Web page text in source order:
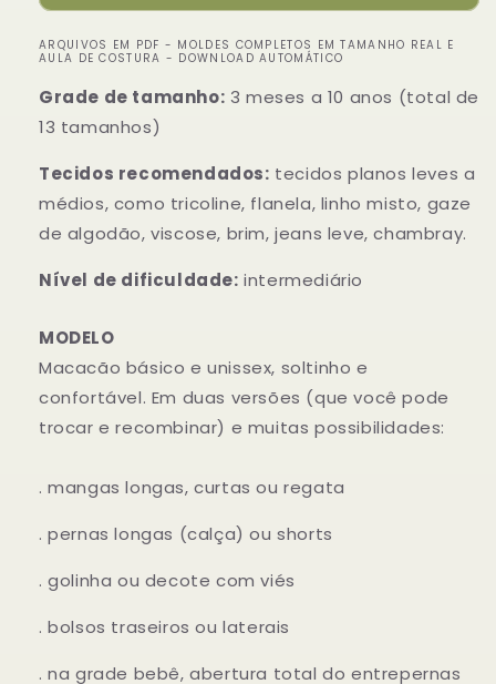
ARQUIVOS EM PDF - MOLDES COMPLETOS EM TAMANHO REAL E
AULA DE COSTURA - DOWNLOAD AUTOMÁTICO
Grade de tamanho: 3 meses a 10 anos (total de
13 tamanhos)
Tecidos recomendados: tecidos planos leves a
médios, como tricoline, flanela, linho misto, gaze
de algodão, viscose, brim, jeans leve, chambray.
Nível de dificuldade: intermediário
MODELO
Macacão básico e unissex, soltinho e
confortável. Em duas versões (que você pode
trocar e recombinar) e muitas possibilidades:
. mangas longas, curtas ou regata
. pernas longas (calça) ou shorts
. golinha ou decote com viés
. bolsos traseiros ou laterais
. na grade bebê, abertura total do entrepernas